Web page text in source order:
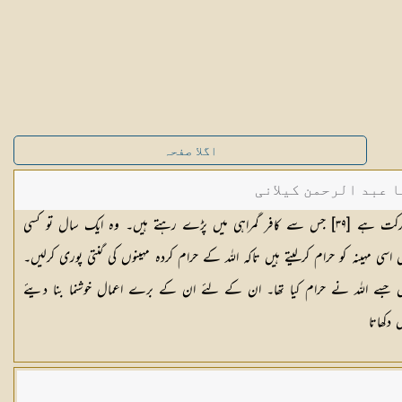
اگلا صفحہ
عبد الرحمن کیلانی
مہینوں کو پیچھے ہٹا دینا ایک مزید کافرانہ حرکت ہے [٣٩] جس سے کافر گمراہی میں پڑے رہتے ہیں۔ وہ ایک سال تو کسی
مہینہ کو حرام کرلیتے ہیں تاکہ اللہ کے حرام کردہ مہینوں کی گنتی پوری کرلیں۔
جسے اللہ نے حرام کیا تھا۔ ان کے لئے ان کے برے اعمال خوشنما بنا دیئے